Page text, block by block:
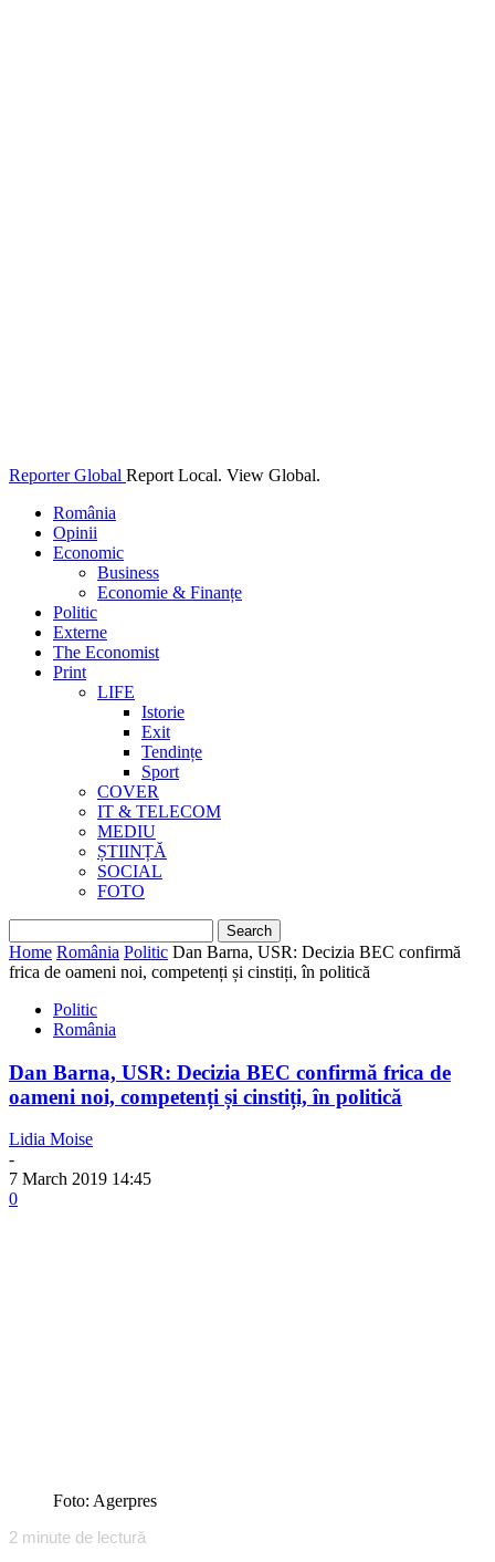
Reporter Global Report Local. View Global.
România
Opinii
Economic
Business
Economie & Finanțe
Politic
Externe
The Economist
Print
LIFE
Istorie
Exit
Tendințe
Sport
COVER
IT & TELECOM
MEDIU
ȘTIINȚĂ
SOCIAL
FOTO
Home România Politic Dan Barna, USR: Decizia BEC confirmă
frica de oameni noi, competenți și cinstiți, în politică
Politic
România
Dan Barna, USR: Decizia BEC confirmă frica de
oameni noi, competenți și cinstiți, în politică
Lidia Moise
-
7 March 2019 14:45
0
Foto: Agerpres
2 minute de lectură